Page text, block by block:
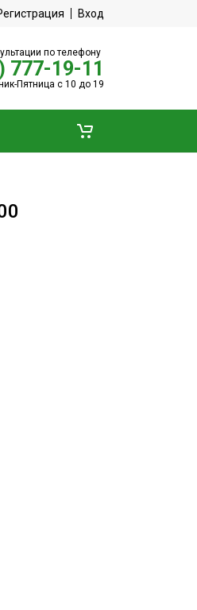
Вход
по телефону
777-19-11
Пятница с 10 до 19